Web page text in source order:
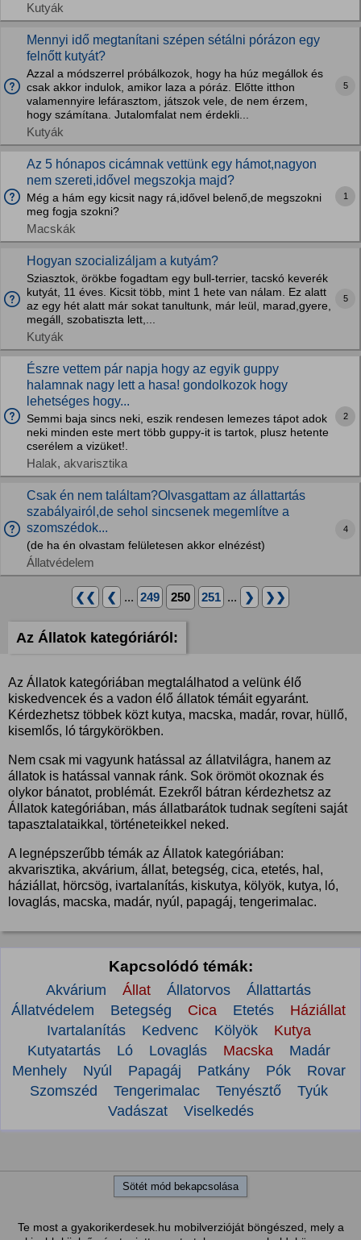
Kutyák
Mennyi idő megtanítani szépen sétálni pórázon egy
felnőtt kutyát?
Azzal a módszerrel próbálkozok, hogy ha húz megállok és
csak akkor indulok, amikor laza a póráz. Előtte itthon
valamennyire lefárasztom, játszok vele, de nem érzem,
hogy számítana. Jutalomfalat nem érdekli...
Kutyák
5
Az 5 hónapos cicámnak vettünk egy hámot,nagyon
nem szereti,idővel megszokja majd?
Még a hám egy kicsit nagy rá,idővel belenő,de megszokni
meg fogja szokni?
Macskák
1
Hogyan szocializáljam a kutyám?
Sziasztok, örökbe fogadtam egy bull-terrier, tacskó keverék
kutyát, 11 éves. Kicsit több, mint 1 hete van nálam. Ez alatt
az egy hét alatt már sokat tanultunk, már leül, marad,gyere,
megáll, szobatiszta lett,...
Kutyák
5
Észre vettem pár napja hogy az egyik guppy
halamnak nagy lett a hasa! gondolkozok hogy
lehetséges hogy...
Semmi baja sincs neki, eszik rendesen lemezes tápot adok
neki minden este mert több guppy-it is tartok, plusz hetente
cserélem a vizüket!.
Halak, akvarisztika
2
Csak én nem találtam?Olvasgattam az állattartás
szabályairól,de sehol sincsenek megemlítve a
szomszédok...
(de ha én olvastam felületesen akkor elnézést)
Állatvédelem
4
❮❮ ❮ ... 249 250 251 ... ❯ ❯❯
Az Állatok kategóriáról:
Az Állatok kategóriában megtalálhatod a velünk élő
kiskedvencek és a vadon élő állatok témáit egyaránt.
Kérdezhetsz többek közt kutya, macska, madár, rovar, hüllő,
kisemlős, ló tárgykörökben.
Nem csak mi vagyunk hatással az állatvilágra, hanem az
állatok is hatással vannak ránk. Sok örömöt okoznak és
olykor bánatot, problémát. Ezekről bátran kérdezhetsz az
Állatok kategóriában, más állatbarátok tudnak segíteni saját
tapasztalataikkal, történeteikkel neked.
A legnépszerűbb témák az Állatok kategóriában:
akvarisztika, akvárium, állat, betegség, cica, etetés, hal,
háziállat, hörcsög, ivartalanítás, kiskutya, kölyök, kutya, ló,
lovaglás, macska, madár, nyúl, papagáj, tengerimalac.
Kapcsolódó témák:
Akvárium Állat Állatorvos
Állattartás
Állatvédelem
Betegség Cica Etetés
Háziállat
Ivartalanítás
Kedvenc Kölyök
Kutya
Kutyatartás
Ló Lovaglás Macska
Madár
Menhely
Nyúl Papagáj Patkány Pók
Rovar
Szomszéd
Tengerimalac Tenyésztő
Tyúk
Vadászat
Viselkedés
Sötét mód bekapcsolása
Te most a gyakorikerdesek.hu mobilverzióját böngészed, mely a